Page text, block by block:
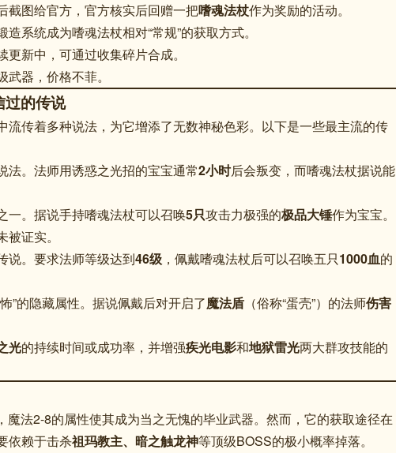
截图给官方，官方核实后回赠一把嗜魂法杖作为奖励的活动。
造系统成为嗜魂法杖相对“常规”的获取方式。
更新中，可通过收集碎片合成。
武器，价格不菲。
过的传说
流传着多种说法，为它增添了无数神秘色彩。以下是一些最主流的传
法。法师用诱惑之光招的宝宝通常2小时后会叛变，而嗜魂法杖据说能
一。据说手持嗜魂法杖可以召唤5只攻击力极强的极品大锤作为宝宝。
被证实。
说。要求法师等级达到46级 ，佩戴嗜魂法杖后可以召唤五只1000血的
”的隐藏属性。据说佩戴后对开启了魔法盾 （俗称“蛋壳”）的法师伤害
光的持续时间或成功率 ，并增强疾光电影和地狱雷光两大群攻技能的
，魔法2-8的属性使其成为当之无愧的毕业武器。然而，它的获取途径在
依赖于击杀祖玛教主、暗之触龙神等顶级BOSS的极小概率掉落。